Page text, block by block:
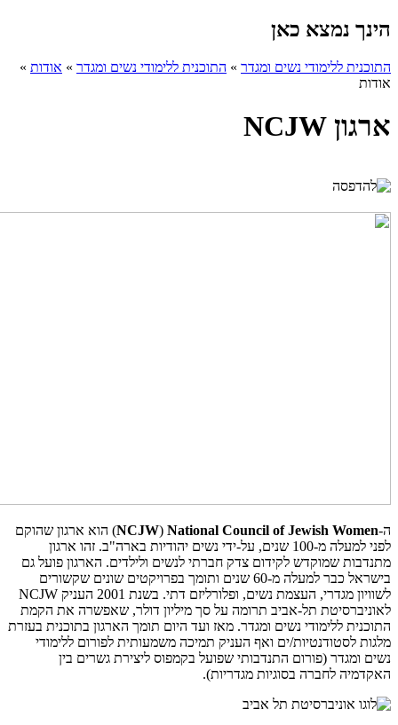
הינך נמצא כאן
התוכנית ללימודי נשים ומגדר » התוכנית ללימודי נשים ומגדר » אודות »
אודות
ארגון NCJW
ה-National Council of Jewish Women
(
NCJW) הוא ארגון שהוקם
לפני למעלה מ-100 שנים, על-ידי נשים יהודיות בארה"ב. זהו ארגון
מתנדבות שמוקדש לקידום צדק חברתי לנשים ולילדים. הארגון פועל גם
בישראל כבר למעלה מ-60 שנים ותומך בפרויקטים שונים שקשורים
לשוויון מגדרי, העצמת נשים, ופלורליזם דתי. בשנת 2001 העניק
NCJW
לאוניברסיטת תל-אביב תרומה על סך מיליון דולר, שאפשרה את הקמת
התוכנית ללימודי נשים ומגדר. מאז ועד היום תומך הארגון בתוכנית בעזרת
מלגות לסטודנטיות/ים ואף העניק תמיכה משמעותית לפורום ללימודי
נשים ומגדר (פורום התנדבותי שפועל בקמפוס ליצירת גשרים בין
האקדמיה לחברה בסוגיות מגדריות).